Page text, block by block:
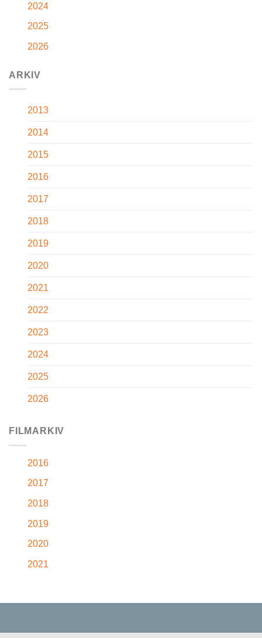
2024
2025
2026
ARKIV
2013
2014
2015
2016
2017
2018
2019
2020
2021
2022
2023
2024
2025
2026
FILMARKIV
2016
2017
2018
2019
2020
2021